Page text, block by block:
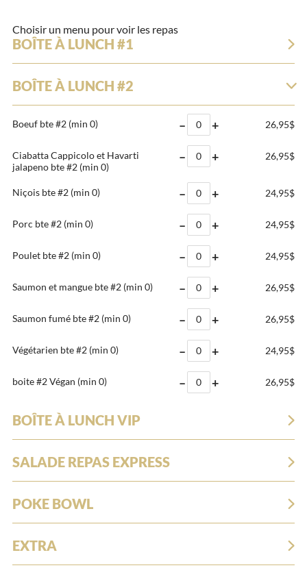
Choisir un menu pour voir les repas
BOÎTE À LUNCH #1
BOÎTE À LUNCH #2
Boeuf bte #2 (min 0) – + 26,95$
Ciabatta Cappicolo et Havarti
jalapeno bte #2 (min 0)
– + 26,95$
Niçois bte #2 (min 0) – + 24,95$
Porc bte #2 (min 0) – + 24,95$
Poulet bte #2 (min 0) – + 24,95$
Saumon et mangue bte #2 (min 0) – + 26,95$
Saumon fumé bte #2 (min 0) – + 26,95$
Végétarien bte #2 (min 0) – + 24,95$
boite #2 Végan (min 0) – + 26,95$
BOÎTE À LUNCH VIP
SALADE REPAS EXPRESS
POKE BOWL
EXTRA